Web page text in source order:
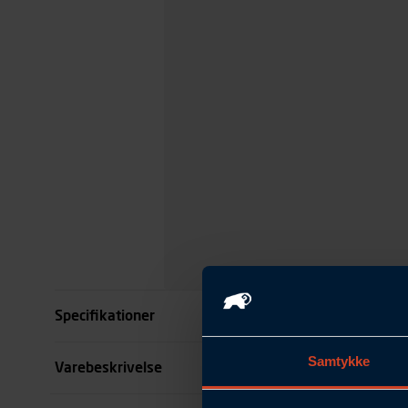
Samtykke
Specifikationer
Størrelse
Varebeskrivelse